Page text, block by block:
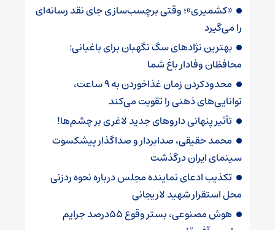
«کشمیری»؛ وقتی برچسب‌سازی جای نقد رسانه‌ای
را می‌گیرد
بهترین نژادهای سگ نگهبان برای باغبانی:
محافظان وفادار باغ شما
محدودکردن زمان غذاخوردن به ۹ ساعت،
توانایی‌های ذهنی را تقویت می‌کند
تأثیر پنهانی داروهای جدید لاغری بر چشم‌ها!
محمد حقیقی، صدابردار و صداگذار پیشکسوت
سینمای ایران درگذشت
تکذیب ادعای نماینده مجلس درباره نحوه ردزنی
محل استقرار شهید لاریجانی
هوش مصنوعی، بستر وقوع 55درصد جرایم